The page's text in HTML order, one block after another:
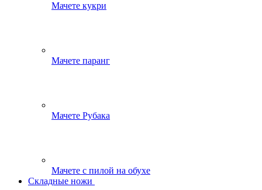
Мачете кукри
Мачете паранг
Мачете Рубака
Мачете с пилой на обухе
Складные ножи